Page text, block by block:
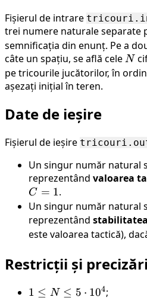
Fișierul de intrare
trei numere naturale separate
semnificația din enunț. Pe a
câte un spațiu, se află celeN
N
pe tricourile jucătorilor, în
așezați inițial în teren.
Date de ieșire
Fișierul de ieșire
Un singur număr natural
reprezentând valoarea
C = 1.
Un singur număr natural
reprezentând stabilitatea
este valoarea tactică),
Restricții și precizări
1 \le
1 ≤ N ≤ 5 ⋅ 104;